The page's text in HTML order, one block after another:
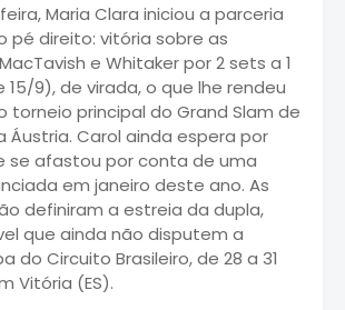
Maria Clara iniciou a parceria
pé direito: vitória sobre as
e Whitaker por 2 sets a 1
15/9), de virada, o que lhe rendeu
torneio principal do Grand Slam de
Áustria. Carol ainda espera por
se afastou por conta de uma
em janeiro deste ano. As
definiram a estreia da dupla,
que ainda não disputem a
do Circuito Brasileiro, de 28 a 31
Vitória (ES).